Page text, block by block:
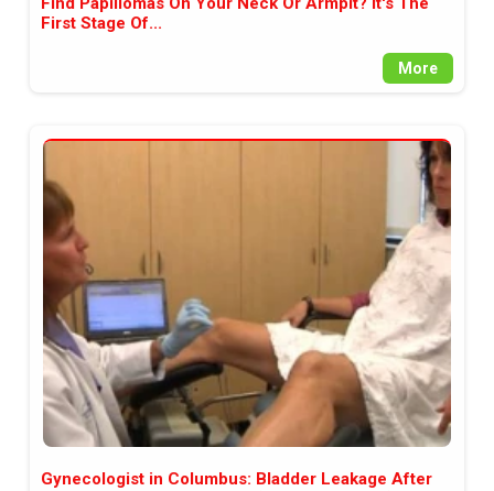
First Stage Of...
More
Gynecologist in Columbus: Bladder Leakage After